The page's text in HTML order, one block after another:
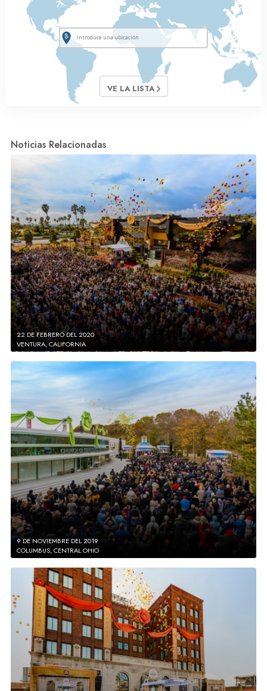
VE LA LISTA
Noticias Relacionadas
22 DE FEBRERO DEL 2020
VENTURA, CALIFORNIA
9 DE NOVIEMBRE DEL 2019
COLUMBUS, CENTRAL OHIO